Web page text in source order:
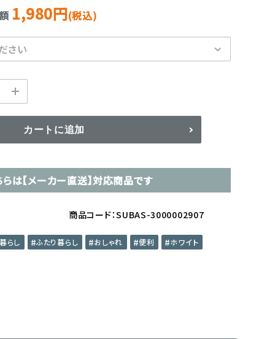
1,980円(税込)
カートに追加
らは【メーカー直送】対応商品です
商品コード：SUBAS-3000002907
らし ふたり暮らし おしゃれ 便利 ホワイト